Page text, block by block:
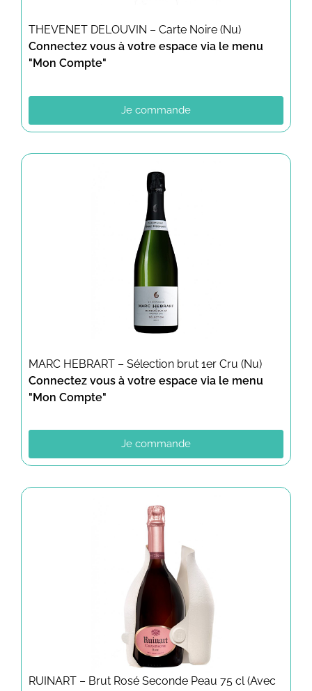
THEVENET DELOUVIN – Carte Noire (Nu)
Connectez vous à votre espace via le menu
"Mon Compte"
Je commande
MARC HEBRART – Sélection brut 1er Cru (Nu)
Connectez vous à votre espace via le menu
"Mon Compte"
Je commande
RUINART – Brut Rosé Seconde Peau 75 cl (Avec